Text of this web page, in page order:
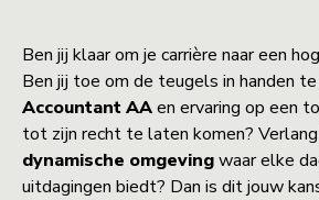
Ben jij klaar om je carrière naar een
Ben jij toe om de teugels in handen
Accountant AAen ervaring op een
tot zijn recht te laten komen? Verlang
dynamische omgevingwaar elke
uitdagingen biedt? Dan is dit jouw